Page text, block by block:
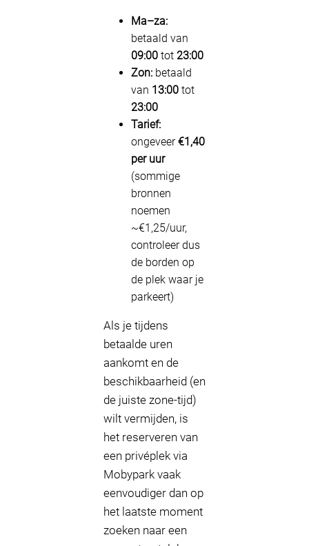
Ma–za:
betaald van
09:00 tot 23:00
Zon: betaald
van 13:00 tot
23:00
Tarief:
ongeveer€1,40
per uur
(sommige
bronnen
noemen
~€1,25/uur,
controleer dus
de borden op
de plek waar je
parkeert)
Als je tijdens
betaalde uren
aankomt en de
beschikbaarheid (en
de juiste zone-tijd)
wilt vermijden, is
het reserveren van
een privéplek via
Mobypark vaak
eenvoudiger dan op
het laatste moment
zoeken naar een